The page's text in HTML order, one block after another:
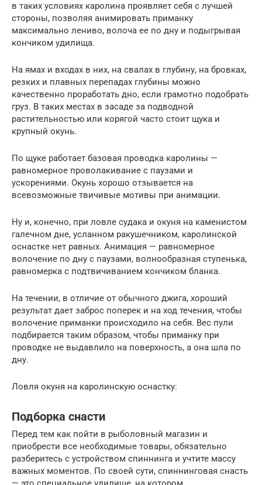
в таких условиях каролина проявляет себя с лучшей
стороны, позволяя анимировать приманку
максимально лениво, волоча ее по дну и подыгрывая
кончиком удилища.
На ямах и входах в них, на свалах в глубину, на бровках,
резких и плавных перепадах глубины можно
качественно проработать дно, если грамотно подобрать
груз. В таких местах в засаде за подводной
растительностью или корягой часто стоит щука и
крупный окунь.
По щуке работает базовая проводка каролины —
равномерное проволакивание с паузами и
ускорениями. Окунь хорошо отзывается на
всевозможные твичивые мотивы при анимации.
Ну и, конечно, при ловле судака и окуня на каменистом
галечном дне, усланном ракушечником, каролинской
оснастке нет равных. Анимация — равномерное
волочение по дну с паузами, волнообразная ступенька,
равномерка с подтвичиванием кончиком бланка.
На течении, в отличие от обычного джига, хороший
результат дает заброс поперек и на ход течения, чтобы
волочение приманки происходило на себя. Вес пули
подбирается таким образом, чтобы приманку при
проводке не выдавлило на поверхность, а она шла по
дну.
Ловля окуня на каролинскую оснастку:
Подборка снасти
Перед тем как пойти в рыболовный магазин и
приобрести все необходимые товары, обязательно
разберитесь с устройством спиннинга и учтите массу
важных моментов. По своей сути, спиннинговая снасть